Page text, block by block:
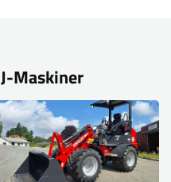
Maskiner